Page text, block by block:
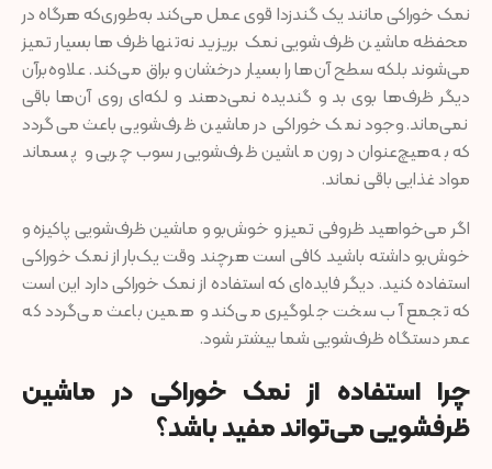
نمک خوراکی مانند یک گندزدا قوی عمل می‌کند به‌طوری‌که هرگاه در
محفظه ماشین ظرف‌شویی نمک بریزید نه‌تنها ظرف‌ها بسیار تمیز
می‌شوند بلکه سطح آن‌ها را بسیار درخشان و براق می‌کند. علاوه‌برآن
دیگر ظرف‌ها بوی بد و گندیده نمی‌دهند و لکه‌ای روی آن‌ها باقی
نمی‌ماند. وجود نمک خوراکی در ماشین ظرف‌شویی باعث می‌گردد
که به‌هیچ‌عنوان درون ماشین ظرف‌شویی رسوب چربی و پسماند
مواد غذایی باقی نماند.
اگر می‌خواهید ظروفی تمیز و خوش‌بو و ماشین ظرف‌شویی پاکیزه و
خوش‌بو داشته باشید کافی است هرچند وقت یک‌بار از نمک خوراکی
استفاده کنید. دیگر فایده‌ای که استفاده از نمک خوراکی دارد این است
که تجمع آب سخت جلوگیری می‌کند و همین باعث می‌گردد که
عمر دستگاه ظرف‌شویی شما بیشتر شود.
چرا استفاده از نمک خوراکی در ماشین
ظرفشویی می‌تواند مفید باشد؟